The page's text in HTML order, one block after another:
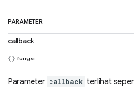
PARAMETER
callback
fungsi
Parameter callback terlihat